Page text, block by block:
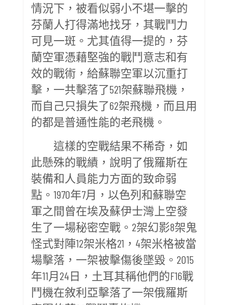
情況下，被看似弱小不堪一擊的
芬蘭人打得滿地找牙，其戰鬥力
可見一斑。尤其值得一提的，芬
蘭空軍憑藉堅強的戰鬥意志和有
效的戰術，給蘇聯空軍以沉重打
擊，一共擊落了521架蘇聯飛機，
而自己只損失了62架飛機，而且用
的都是普通性能的老飛機。
這樣的空戰結果不稀奇，如
此懸殊的戰績，說明了俄羅斯在
裝備和人員能力方面的致命弱
點。1970年7月，以色列和蘇聯空
軍之間曾在埃及蘇伊士灣上空發
生了一場秘密空戰。2架幻影8架鬼
怪式對陣12架米格21，4架米格被當
場擊落，一架被擊傷後墜毀。2015
年11月24日，土耳其稱他們的F16戰
鬥機在敘利亞擊落了一架俄羅斯